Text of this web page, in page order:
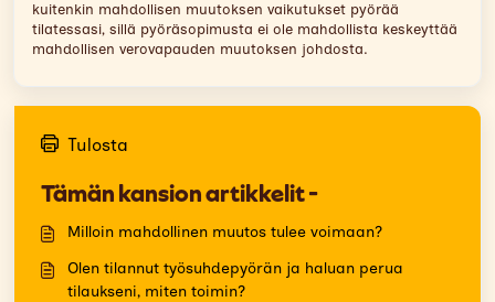
kuitenkin mahdollisen muutoksen vaikutukset pyörää
tilatessasi, sillä pyöräsopimusta ei ole mahdollista keskeyttää
mahdollisen verovapauden muutoksen johdosta.
Tulosta
Tämän kansion artikkelit -
Milloin mahdollinen muutos tulee voimaan?
Olen tilannut työsuhdepyörän ja haluan perua
tilaukseni, miten toimin?